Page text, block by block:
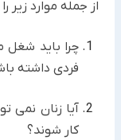
از جمله موارد زیر
چرا باید شغل
فردی داشته
آیا زنان نمی
کار شوند؟